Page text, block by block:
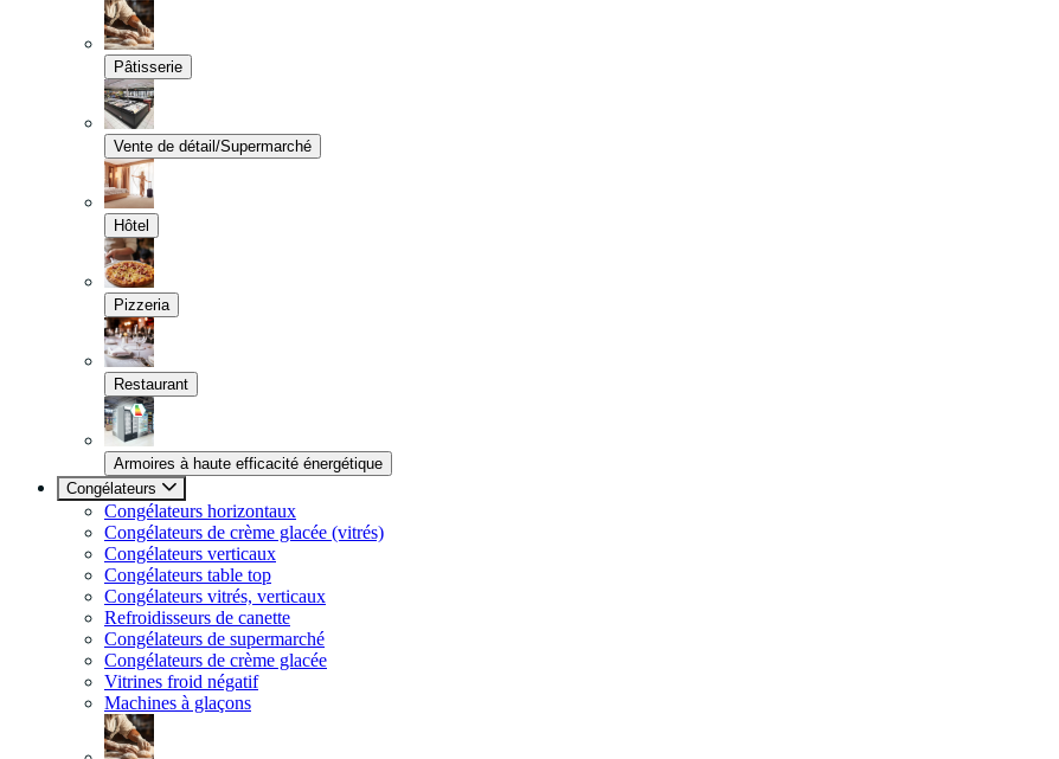
Pâtisserie
Vente de détail/Supermarché
Hôtel
Pizzeria
Restaurant
Armoires à haute efficacité énergétique
Congélateurs
Congélateurs horizontaux
Congélateurs de crème glacée (vitrés)
Congélateurs verticaux
Congélateurs table top
Congélateurs vitrés, verticaux
Refroidisseurs de canette
Congélateurs de supermarché
Congélateurs de crème glacée
Vitrines froid négatif
Machines à glaçons